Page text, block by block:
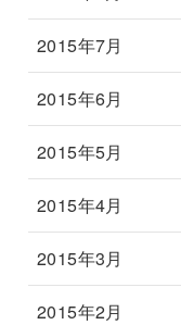
2015年7月
2015年6月
2015年5月
2015年4月
2015年3月
2015年2月